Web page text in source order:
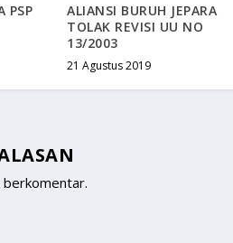
PSP
ALIANSI BURUH JEPARA
TOLAK REVISI UU NO
13/2003
21 Agustus 2019
berkomentar.